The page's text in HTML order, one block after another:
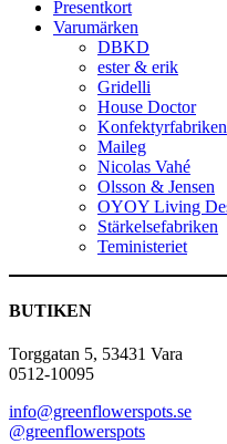
Presentkort
Varumärken
DBKD
ester & erik
Gridelli
House Doctor
Konfektyrfabriken
Maileg
Nicolas Vahé
Olsson & Jensen
OYOY Living
Stärkelsefabriken
Teministeriet
BUTIKEN
Torggatan 5, 53431 Vara
0512-10095
info@greenflowerspots.se
@greenflowerspots